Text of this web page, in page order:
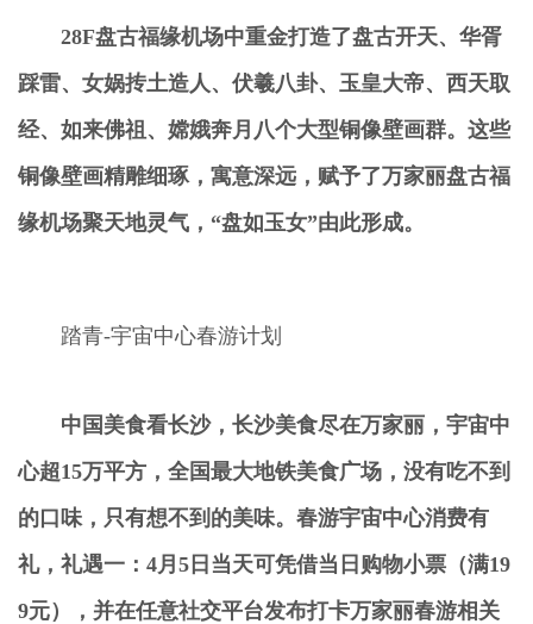
28F盘古福缘机场中重金打造了盘古开天、华胥
踩雷、女娲抟土造人、伏羲八卦、玉皇大帝、西天取
经、如来佛祖、嫦娥奔月八个大型铜像壁画群。这些
铜像壁画精雕细琢，寓意深远，赋予了万家丽盘古福
缘机场聚天地灵气， “盘如玉女”由此形成。
踏青-宇宙中心春游计划
中国美食看长沙， 长沙美食尽在万家丽 ， 宇宙中
心超15万平方 ， 全国最大地铁美食广场 ， 没有吃不到
的口味， 只有想不到的美味。 春游宇宙中心消费有
礼， 礼遇一 ： 4月 5 日当天可凭借当日购物小票 （满19
9元）， 并在任意社交平台发布打卡万家丽春游相关